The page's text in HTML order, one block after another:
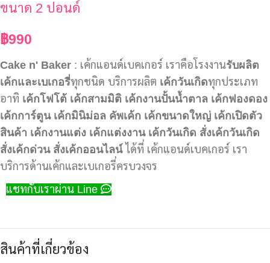
ขนาด 2 ปอนด์
฿990
Cake n' Baker : เค้กแอนด์เบคเกอร์ เราคือโรงงานรับผลิต
เค้กและเบเกอรี่ทุกชนิด บริการผลิต เค้กวันเกิดทุกประเภท
อาทิ เค้กโฟโต้ เค้กสามมิติ เค้กงานปั้นน้ำตาล เค้กฟองดอง
เค้กการ์ตูน เค้กมินิม่อล คัพเค้ก เค้กขนาดใหญ่ เค้กเปิดตัว
สินค้า เค้กงานแต่ง เค้กแต่งงาน เค้กวันเกิด สั่งเค้กวันเกิด
สั่งเค้กด่วน สั่งเค้กออนไลน์ได้ที่ เค้กแอนด์เบคเกอร์ เรา
บริการด้านเค้กและเบเกอรี่ครบวงจร
แชทกับเราผ่าน Line
สินค้าที่เกี่ยวข้อง